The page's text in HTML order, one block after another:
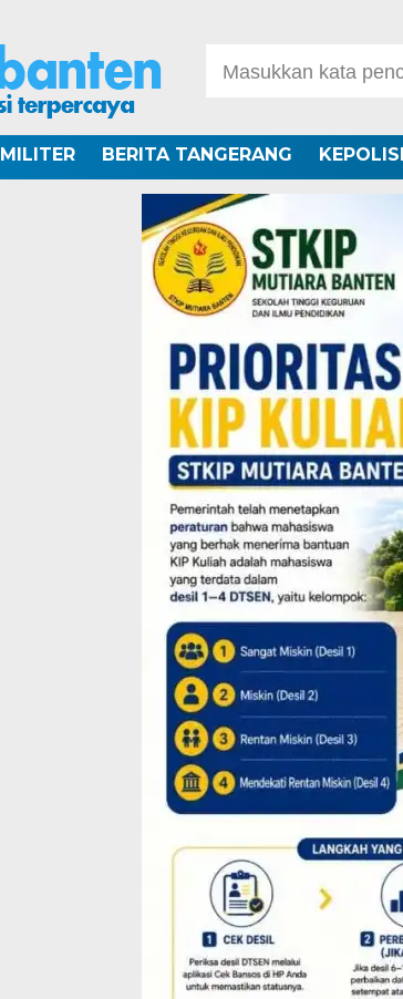
MILITER BERITA TANGERANG